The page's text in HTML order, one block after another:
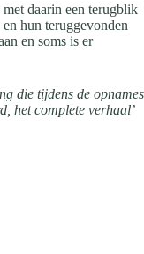
daarin een terugblik
hun teruggevonden
en soms is er
die tijdens de opnames
het complete verhaal’